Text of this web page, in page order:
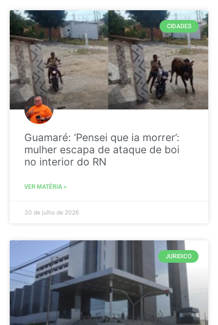
CIDADES
Guamaré: ‘Pensei que ia morrer’:
mulher escapa de ataque de boi
no interior do RN
VER MATÉRIA »
30 de julho de 2026
JURIDICO